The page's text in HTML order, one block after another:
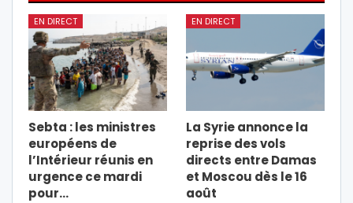
EN DIRECT
Sebta : les ministres
européens de
l’Intérieur réunis en
urgence ce mardi
pour…
EN DIRECT
La Syrie annonce la
reprise des vols
directs entre Damas
et Moscou dès le 16
août